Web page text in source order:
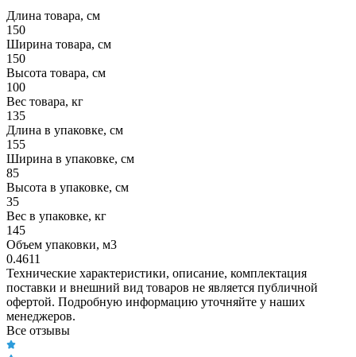
Длина товара, см
150
Ширина товара, см
150
Высота товара, см
100
Вес товара, кг
135
Длина в упаковке, см
155
Ширина в упаковке, см
85
Высота в упаковке, см
35
Вес в упаковке, кг
145
Объем упаковки, м3
0.4611
Технические характеристики, описание, комплектация
поставки и внешний вид товаров не является публичной
офертой. Подробную информацию уточняйте у наших
менеджеров.
Все отзывы